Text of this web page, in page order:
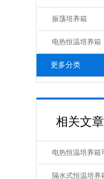
振荡培养箱
电热恒温培养箱
更多分类
相关文章